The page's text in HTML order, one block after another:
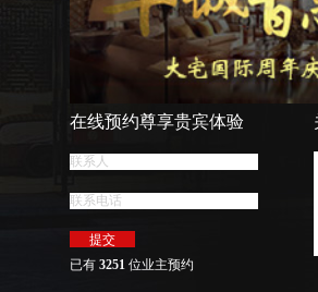
在线预约尊享贵宾体验
已有 3251 位业主预约